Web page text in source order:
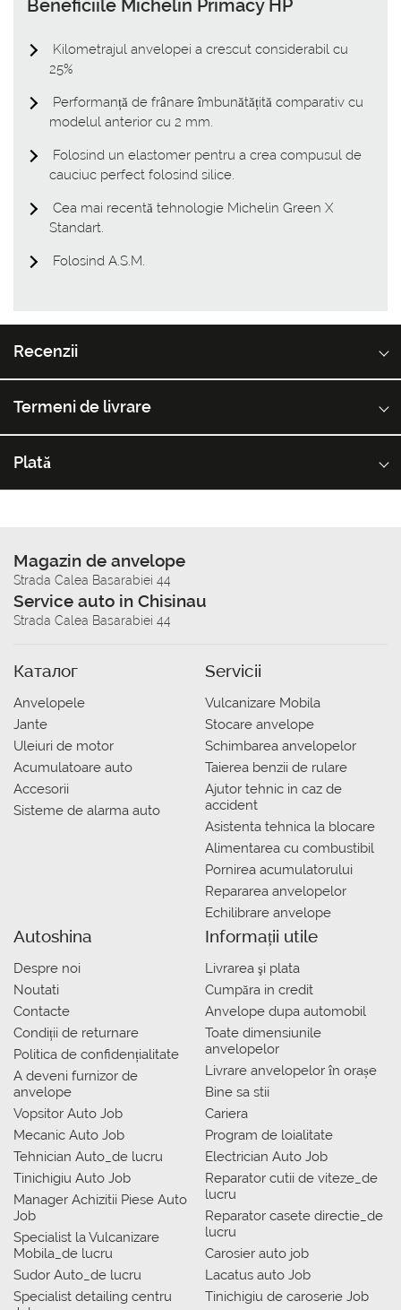
Beneficiile Michelin Primacy HP
Kilometrajul anvelopei a crescut considerabil cu
25%
Performanță de frânare îmbunătățită comparativ cu
modelul anterior cu 2 mm.
Folosind un elastomer pentru a crea compusul de
cauciuc perfect folosind silice.
Cea mai recentă tehnologie Michelin Green X
Standart.
Folosind A.S.M.
Recenzii
Termeni de livrare
Plată
Magazin de anvelope
Strada Calea Basarabiei 44
Service auto in Chisinau
Strada Calea Basarabiei 44
Каталог
Anvelopele
Jante
Uleiuri de motor
Acumulatoare auto
Accesorii
Sisteme de alarma auto
Servicii
Vulcanizare Mobila
Stocare anvelope
Schimbarea anvelopelor
Taierea benzii de rulare
Ajutor tehnic in caz de
accident
Asistenta tehnica la blocare
Alimentarea cu combustibil
Pornirea acumulatorului
Repararea anvelopelor
Echilibrare anvelope
Autoshina
Despre noi
Noutati
Contacte
Condiții de returnare
Politica de confidențialitate
A deveni furnizor de
anvelope
Vopsitor Auto Job
Mecanic Auto Job
Tehnician Auto_de lucru
Tinichigiu Auto Job
Manager Achizitii Piese Auto
Job
Specialist la Vulcanizare
Mobila_de lucru
Sudor Auto_de lucru
Specialist detailing centru
Informații utile
Livrarea şi plata
Сumpăra in credit
Anvelope dupa automobil
Toate dimensiunile
anvelopelor
Livrare anvelopelor în orașe
Bine sa stii
Cariera
Program de loialitate
Electrician Auto Job
Reparator cutii de viteze_de
lucru
Reparator casete directie_de
lucru
Carosier auto job
Lacatus auto Job
Tinichigiu de caroserie Job